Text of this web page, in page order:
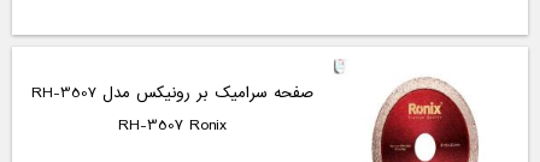
صفحه سرامیک بر رونیکس مدل RH-3507
RH-3507 Ronix